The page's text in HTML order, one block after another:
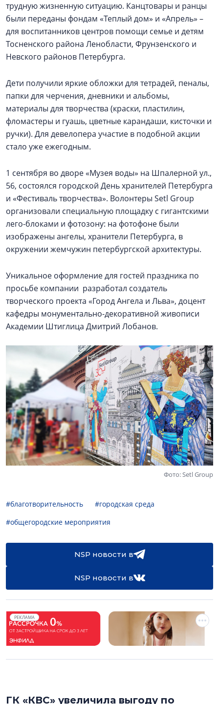
трудную жизненную ситуацию. Канцтовары и ранцы
были переданы фондам «Теплый дом» и «Апрель» –
для воспитанников центров помощи семье и детям
Тосненского района Ленобласти, Фрунзенского и
Невского районов Петербурга.
Дети получили яркие обложки для тетрадей, пеналы,
папки для черчения, дневники и альбомы,
материалы для творчества (краски, пластилин,
фломастеры и гуашь, цветные карандаши, кисточки и
ручки). Для девелопера участие в подобной акции
стало уже ежегодным.
1 сентября во дворе «Музея воды» на Шпалерной ул.,
56, состоялся городской День хранителей Петербурга
и «Фестиваль творчества». Волонтеры Setl Group
организовали специальную площадку с гигантскими
лего-блоками и фотозону: на фотофоне были
изображены ангелы, хранители Петербурга, в
окружении жемчужин петербургской архитектуры.
Уникальное оформление для гостей праздника по
просьбе компании разработал создатель
творческого проекта «Город Ангела и Льва», доцент
кафедры монументально-декоративной живописи
Академии Штиглица Дмитрий Лобанов.
Фото: Setl Group
#благотворительность
#городская среда
#общегородские мероприятия
NSP новости в
NSP новости в
РЕКЛАМА
ГК «КВС» увеличила выгоду по